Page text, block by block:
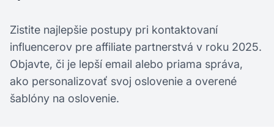
Zistite najlepšie postupy pri kontaktovaní
influencerov pre affiliate partnerstvá v roku 2025.
Objavte, či je lepší email alebo priama správa,
ako personalizovať svoj oslovenie a overené
šablóny na oslovenie.